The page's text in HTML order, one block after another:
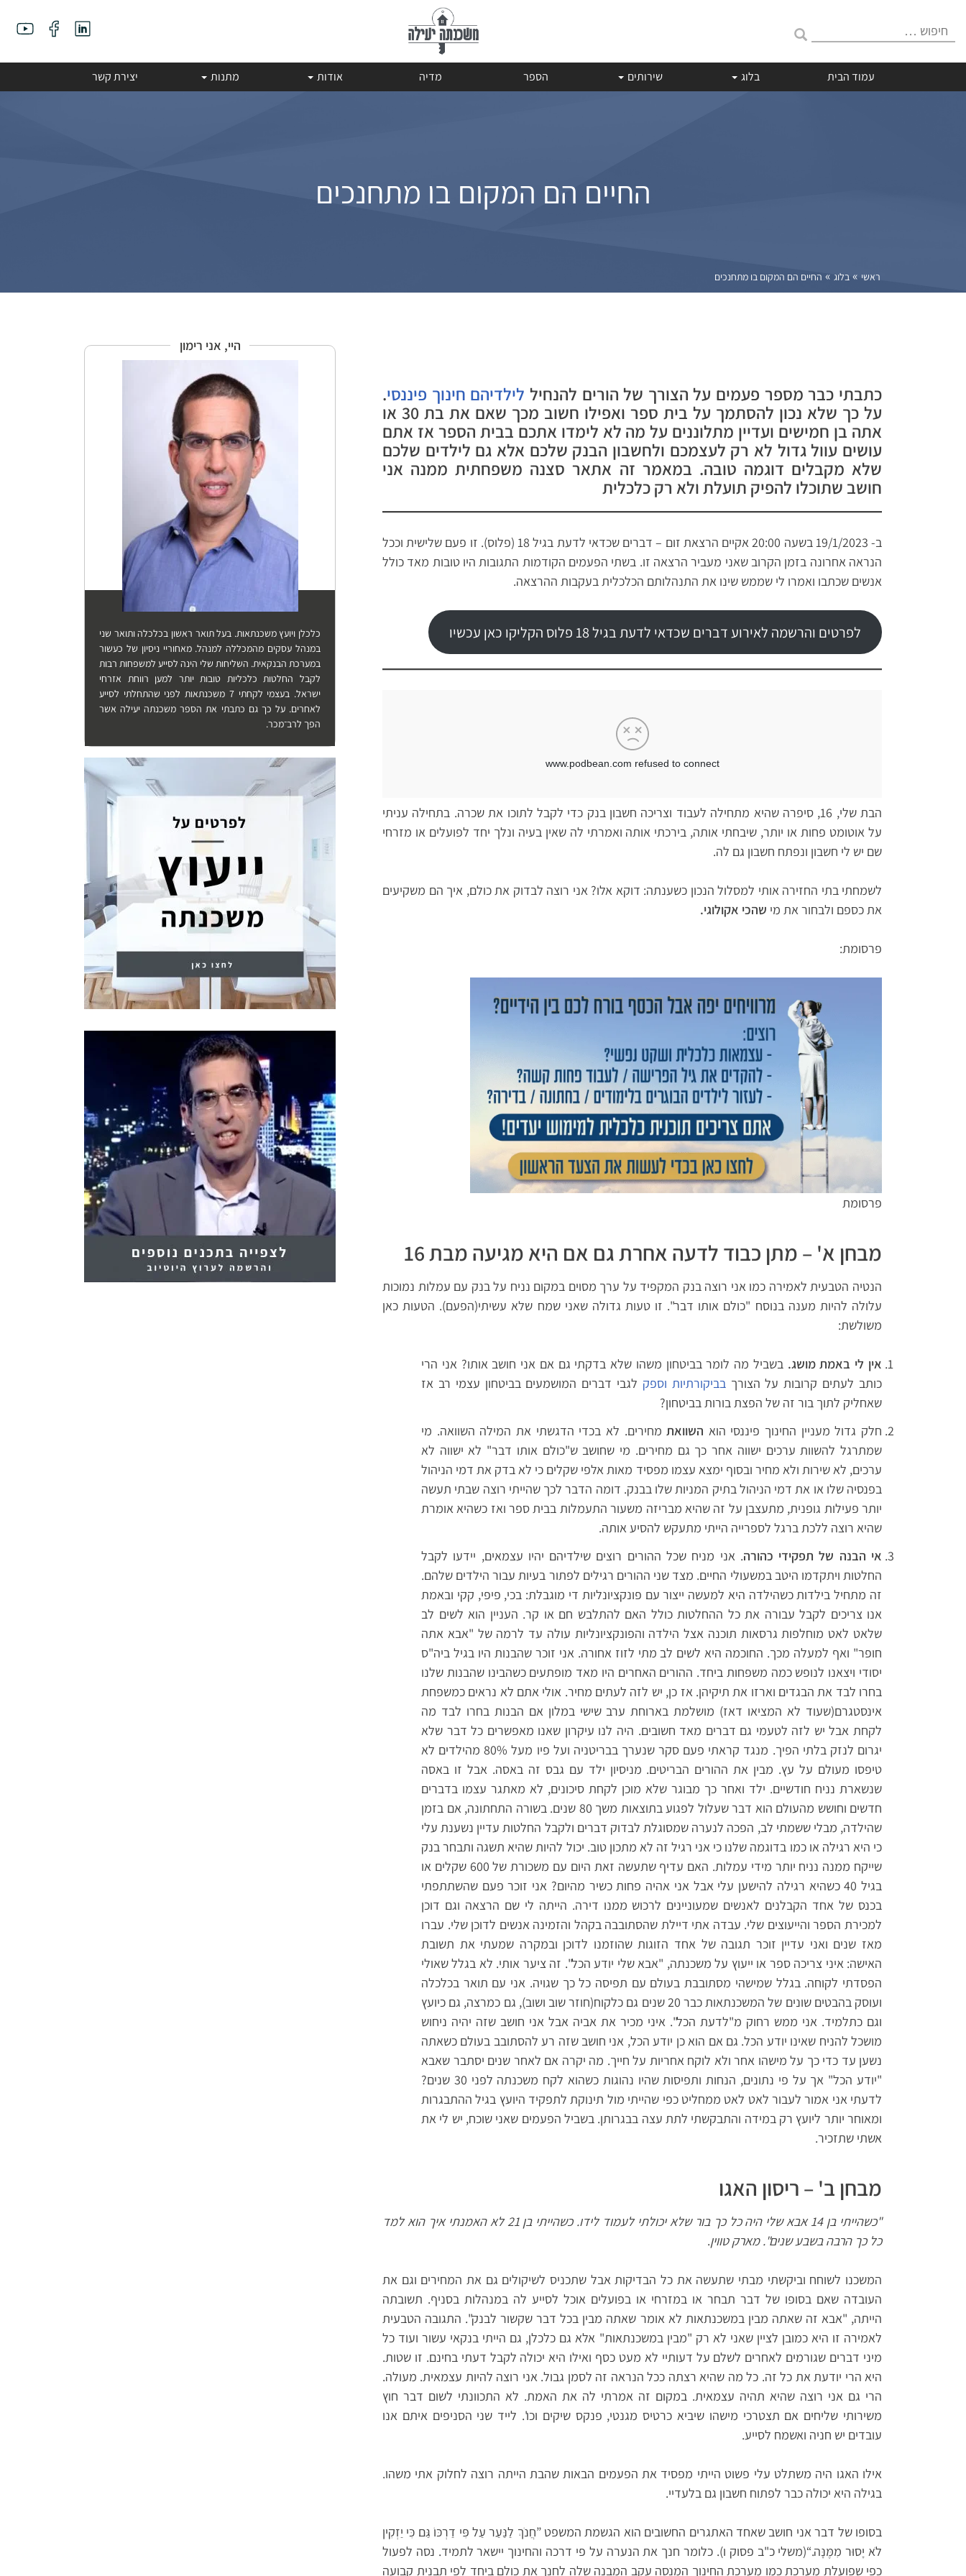
חיפוש:
עמוד הבית בלוג שירותים הספר מדיה אודות מתנות יצירת קשר
החיים הם המקום בו מתחנכים
ראשי »בלוג » החיים הם המקום בו מתחנכים
כתבתי כבר מספר פעמים על הצורך של הורים להנחיל לילדיהם חינוך פיננסי.
על כך שלא נכון להסתמך על בית ספר ואפילו חשוב מכך שאם את בת 30 או
אתה בן חמישים ועדיין מתלוננים על מה לא לימדו אתכם בבית הספר אז אתם
עושים עוול גדול לא רק לעצמכם ולחשבון הבנק שלכם אלא גם לילדים שלכם
שלא מקבלים דוגמה טובה. במאמר זה אתאר סצנה משפחתית ממנה אני
חושב שתוכלו להפיק תועלת ולא רק כלכלית
ב- 19/1/2023 בשעה 20:00 אקיים הרצאת זום – דברים שכדאי לדעת בגיל 18 (פלוס). זו פעם שלישית וככל
הנראה אחרונה בזמן הקרוב שאני מעביר הרצאה זו. בשתי הפעמים הקודמות התגובות היו טובות מאד כולל
אנשים שכתבו ואמרו לי שממש שינו את התנהלותם הכלכלית בעקבות ההרצאה.
לפרטים והרשמה לאירוע דברים שכדאי לדעת בגיל 18 פלוס הקליקו כאן עכשיו
הבת שלי, 16, סיפרה שהיא מתחילה לעבוד וצריכה חשבון בנק כדי לקבל לתוכו את שכרה. בתחילה עניתי
על אוטומט פחות או יותר, שיבחתי אותה, בירכתי אותה ואמרתי לה שאין בעיה ונלך יחד לפועלים או מזרחי
שם יש לי חשבון ונפתח חשבון גם לה.
לשמחתי בתי החזירה אותי למסלול הנכון כשענתה: דוקא אלו? אני רוצה לבדוק את כולם, איך הם משקיעים
את כספם ולבחור את מי שהכי אקולוגי.
פרסומת:
פרסומת
מבחן א' – מתן כבוד לדעה אחרת גם אם היא מגיעה מבת 16
הנטיה הטבעית לאמירה כמו אני רוצה בנק המקפיד על ערך מסוים במקום נניח על בנק עם עמלות נמוכות
עלולה להיות מענה בנוסח "כולם אותו דבר". זו טעות גדולה שאני שמח שלא עשיתי(הפעם). הטעות כאן
משולשת:
אין לי באמת מושג. בשביל מה לומר בביטחון משהו שלא בדקתי גם אם אני חושב אותו? אני הרי
כותב לעתים קרובות על הצורךבביקורתיות וספק לגבי דברים המושמעים בביטחון עצמי רב אז
שאחליק לתוך בור זה של הפצת בורות בביטחון?
חלק גדול מעניין החינוך פיננסי הוא השוואת מחירים. לא בכדי הדגשתי את המילה השוואה. מי
שמתרגל להשוות ערכים ישווה אחר כך גם מחירים. מי שחושב ש"כולם אותו דבר" לא ישווה לא
ערכים, לא שירות ולא מחיר ובסוף ימצא עצמו מפסיד מאות אלפי שקלים כי לא בדק את דמי הניהול
בפנסיה שלו או את דמי הניהול בתיק המניות שלו בבנק. דומה הדבר לכך שהייתי רוצה שבתי תעשה
יותר פעילות גופנית, מתעצבן על זה שהיא מבריזה משעור התעמלות בבית ספר ואז כשהיא אומרת
שהיא רוצה ללכת ברגל לספרייה הייתי מתעקש להסיע אותה.
אי הבנה של תפקידי כהורה. אני מניח שכל ההורים רוצים שילדיהם יהיו עצמאים, יידעו לקבל
החלטות ויתקדמו היטב במשעולי החיים. מצד שני ההורים רגילים לפתור בעיות עבור הילדים שלהם.
זה מתחיל בילדות כשהילדה היא למעשה ייצור עם פונקציונליות די מוגבלת: בכי, פיפי, קקי ובאמת
אנו צריכים לקבל עבורה את כל ההחלטות כולל האם להתלבש חם או קר. העניין הוא לשים לב
שלאט לאט מוחלפות גרסאות תוכנה אצל הילדה והפונקציונליות עולה עד לרמה של "אבא אתה
חופר" ואף למעלה מכך. החוכמה היא לשים לב מתי לזוז אחורה. אני זוכר שהבנות היו בגיל ביה"ס
יסודי ויצאנו לנופש כמה משפחות ביחד. ההורים האחרים היו מאד מופתעים כשהבינו שהבנות שלנו
בחרו לבד את הבגדים וארזו את תיקיהן. אז כן, יש לזה לעתים מחיר. אולי אתם לא נראים כמשפחת
אינסטגרם(שעוד לא המציאו דאז) מושלמת בארוחת ערב שישי במלון אם הבנות בחרו לבד מה
לקחת אבל יש לזה לטעמי גם דברים מאד חשובים. היה לנו עיקרון שאנו מאפשרים כל דבר שלא
יגרום לנזק בלתי הפיך. מנגד קראתי פעם סקר שנערך בבריטניה ועל פיו מעל 80% מהילדים לא
טיפסו מעולם על עץ. מבין את ההורים הבריטים. מניסיון ילד עם גבס זה באסה. אבל זו באסה
שנשארת נניח חודשיים. ילד ואחר כך מבוגר שלא מוכן לקחת סיכונים, לא מאתגר עצמו בדברים
חדשים וחושש מהעולם הוא דבר שעלול לפגוע בתוצאות משך 80 שנים. בשורה התחתונה, אם בזמן
שהילדה, מבלי ששמתי לב, הפכה לנערה שמסוגלת לבדוק דברים ולקבל החלטות עדיין נשענת עלי
כי היא רגילה או כמו בדוגמה שלנו כי אני רגיל זה לא מתכון טוב. יכול להיות שהיא תשגה ותבחר בנק
שייקח ממנה נניח יותר מידי עמלות. האם עדיף שתעשה זאת היום עם משכורת של 600 שקלים או
בגיל 40 כשהיא רגילה להישען עלי אבל אני אהיה פחות כשיר מהיום? אני זוכר פעם שהשתתפתי
בכנס של אחד הקבלנים לאנשים שמעוניינים לרכוש ממנו דירה. הייתה לי שם הרצאה וגם דוכן
למכירת הספר והייעוצים שלי. עבדה אתי דיילת שהסתובבה בקהל והזמינה אנשים לדוכן שלי. עברו
מאז שנים ואני עדיין זוכר תגובה של אחד הזוגות שהוזמנו לדוכן ובמקרה שמעתי את תשובת
האישה: איני צריכה ספר או ייעוץ על משכנתה, "אבא שלי יודע הכל". זה ציער אותי. לא בגלל שאולי
הפסדתי לקוחה. בגלל שמישהי מסתובבת בעולם עם תפיסה כל כך שגויה. אני עם תואר בכלכלה
ועוסק בהבטים שונים של המשכנתאות כבר 20 שנים גם כלקוח(חוזר שוב ושוב), גם כמרצה, גם כיועץ
וגם כתלמיד. אני ממש רחוק מ"לדעת הכל". איני מכיר את אביה אבל אני חושב שזה יהיה ניחוש
מושכל להניח שאינו יודע הכל. גם אם הוא כן יודע הכל, אני חושב שזה רע להסתובב בעולם כשאתה
נשען עד כדי כך על מישהו אחר ולא לוקח אחריות על חייך. מה יקרה אם לאחר שנים יסתבר שאבא
"יודע הכל" אך על פי נתונים, הנחות ותפיסות שהיו נהוגות כשהוא לקח משכנתה לפני 30 שנים?
לדעתי אני אמור לעבור לאט לאט ממחליט כפי שהייתי מול תינוקת לתפקיד היועץ בגיל ההתבגרות
ומאוחר יותר ליועץ רק במידה והתבקשתי לתת עצה בבגרותן. בשביל הפעמים שאני שוכח, יש לי את
אשתי שתזכיר.
מבחן ב' – ריסון האגו
"כשהייתי בן 14 אבא שלי היה כל כך בור שלא יכולתי לעמוד לידו. כשהייתי בן 21 לא האמנתי איך הוא למד
כל כך הרבה בשבע שנים". מארק טווין.
המשכנו לשוחח וביקשתי מבתי שתעשה את כל הבדיקות אבל שתכניס לשיקולים גם את המחירים וגם את
העובדה שאם בסופו של דבר תבחר או במזרחי או בפועלים אוכל לסייע לה במנהלות בסניף. תשובתה
הייתה, "אבא זה שאתה מבין במשכנתאות לא אומר שאתה מבין בכל דבר שקשור לבנק". התגובה הטבעית
לאמירה זו היא כמובן לציין שאני לא רק "מבין במשכנתאות" אלא גם כלכלן, גם הייתי בנקאי עשור ועוד כל
מיני דברים שגורמים לאחרים לשלם על דעותיי לא מעט כסף ואילו היא יכולה לקבל דעתי בחינם. זו שטות.
היא הרי יודעת את כל זה. כל מה שהיא רצתה ככל הנראה זה לסמן גבול. אני רוצה להיות עצמאית. מעולה.
הרי גם אני רוצה שהיא תהיה עצמאית. במקום זה אמרתי לה את האמת. לא התכוונתי לשום דבר חוץ
משירותי שליחים אם תצטרכי מישהו שיביא כרטיס מגנטי, פנקס שיקים וכו'. לייד שני הסניפים איתם אנו
עובדים יש חניה ואשמח לסייע.
אילו האגו היה משתלט עלי פשוט הייתי מפסיד את הפעמים הבאות שהבת הייתה רוצה לחלוק אתי משהו.
בגילה היא יכולה כבר לפתוח חשבון גם בלעדיי.
בסופו של דבר אני חושב שאחד האתגרים החשובים הוא הגשמת המשפט ”חֲנֹךְ לַנַּעַר עַל פִּי דַרְכּוֹ גַּם כִּי יַזְקִין
לֹא יָסוּר מִמֶּנָּה.“(משלי כ"ב פסוק ו). כלומר חנך את הנערה על פי דרכה והחינוך יישאר לתמיד. נסה לפעול
כפי שפועלת מערכת כמו מערכת החינוך המנסה עקב המבנה שלה לחנך את כולם ביחד לפי תבנית קבועה
היי, אני רימון
כלכלן ויועץ משכנתאות. בעל תואר ראשון בכלכלה ותואר שני
במנהל עסקים מהמכללה למנהל. מאחוריי ניסיון של כעשור
במערכת הבנקאית. השליחות שלי הינה לסייע למשפחות רבות
לקבל החלטות כלכליות טובות יותר למען רווחת אזרחי
ישראל. בעצמי לקחתי 7 משכנתאות לפני שהתחלתי לסייע
לאחרים. על כך גם כתבתי את הספר משכנתה יעילה אשר
הפך לרב־מכר.